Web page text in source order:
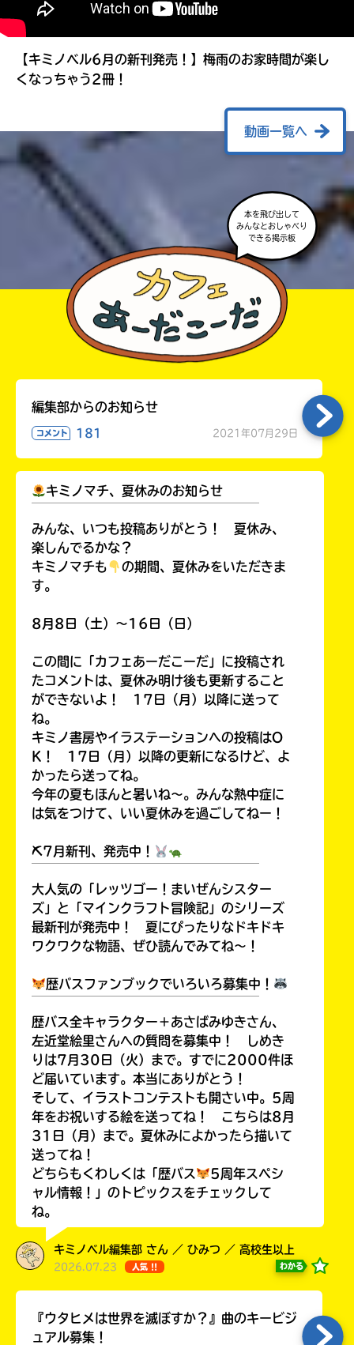
【キミノベル6月の新刊発売！】梅雨のお家時間が楽し
くなっちゃう2冊！
動画一覧へ
本を飛び出して
みんなとおしゃべり
できる掲示板
編集部からのお知らせ
コメント 181 2021年07月29日
キミノマチ、夏休みのお知らせ
みんな、いつも投稿ありがとう！ 夏休み、
楽しんでるかな？
キミノマチも
の期間、夏休みをいただきま
す。
8月8日（土）～16日（日）
この間に「カフェあーだこーだ」に投稿され
たコメントは、夏休み明け後も更新すること
ができないよ！ 17日（月）以降に送って
ね。
キミノ書房やイラステーションへの投稿はO
K！ 17日（月）以降の更新になるけど、よ
かったら送ってね。
今年の夏もほんと暑いね～。みんな熱中症に
は気をつけて、いい夏休みを過ごしてねー！
⛏7月新刊、発売中！
大人気の「レッツゴー！まいぜんシスター
ズ」と「マインクラフト冒険記」のシリーズ
最新刊が発売中！ 夏にぴったりなドキドキ
ワクワクな物語、ぜひ読んでみてね～！
歴バスファンブックでいろいろ募集中！
歴バス全キャラクター＋あさばみゆきさん、
左近堂絵里さんへの質問を募集中！ しめき
りは7月30日（火）まで。すでに2000件ほ
ど届いています。本当にありがとう！
そして、イラストコンテストも開さい中。5周
年をお祝いする絵を送ってね！ こちらは8月
31日（月）まで。夏休みによかったら描いて
送ってね！
どちらもくわしくは「歴バス
5周年スペシ
ャル情報！」のトピックスをチェックして
ね。
キミノベル編集部 さん ／ ひみつ ／ 高校生以上
2026.07.23 人気 !! わかる
『ウタヒメは世界を滅ぼすか？』曲のキービジ
ュアル募集！